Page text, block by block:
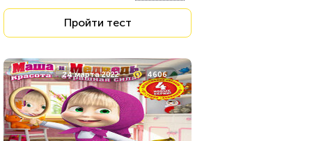
Пройти тест
24 марта 2022 4606